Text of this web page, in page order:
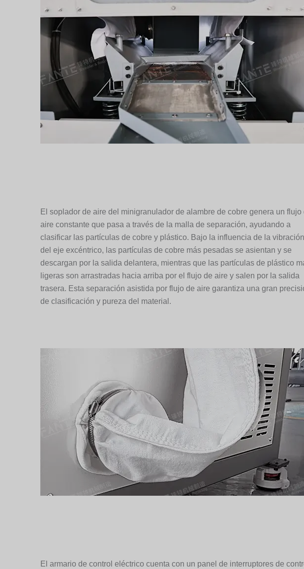
El soplador de aire del minigranulador de alambre de cobre genera un flujo
aire constante que pasa a través de la malla de separación, ayudando a
clasificar las partículas de cobre y plástico. Bajo la influencia de la vibración
del eje excéntrico, las partículas de cobre más pesadas se asientan y se
descargan por la salida delantera, mientras que las partículas de plástico
ligeras son arrastradas hacia arriba por el flujo de aire y salen por la salida
trasera. Esta separación asistida por flujo de aire garantiza una gran
de clasificación y pureza del material.
El armario de control eléctrico cuenta con un panel de interruptores de